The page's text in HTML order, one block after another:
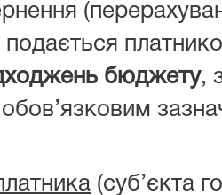
подається
бюджету,
(суб’єкта